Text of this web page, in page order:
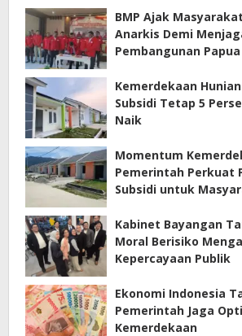
BMP Ajak
Anarkis Demi
Pembangunan Papua
Kemerdekaan
Subsidi Tetap 5
Naik
Momentum
Pemerintah Perkuat
Subsidi untuk
Kabinet Bayangan
Moral Berisiko
Kepercayaan Publik
Ekonomi Indonesia
Pemerintah Jaga
Kemerdekaan